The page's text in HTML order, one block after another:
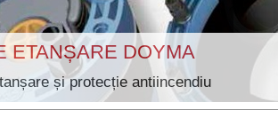
ETANȘARE DOYMA
și protecție antiincendiu